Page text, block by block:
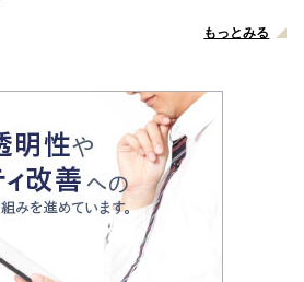
もっとみる